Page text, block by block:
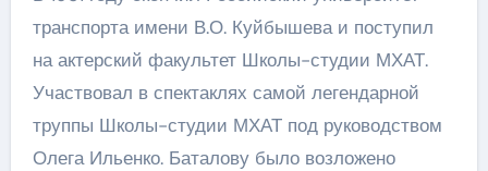
транспорта имени В.О. Куйбышева и поступил
на актерский факультет Школы-студии МХАТ.
Участвовал в спектаклях самой легендарной
труппы Школы-студии МХАТ под руководством
Олега Ильенко. Баталову было возложено